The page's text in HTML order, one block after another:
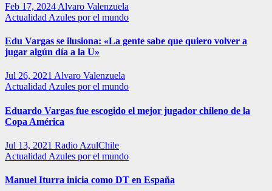
Feb 17, 2024 Alvaro Valenzuela
Actualidad Azules por el mundo
Edu Vargas se ilusiona: «La gente sabe que quiero volver a
jugar algún día a la U»
Jul 26, 2021 Alvaro Valenzuela
Actualidad Azules por el mundo
Eduardo Vargas fue escogido el mejor jugador chileno de la
Copa América
Jul 13, 2021 Radio AzulChile
Actualidad Azules por el mundo
Manuel Iturra inicia como DT en España